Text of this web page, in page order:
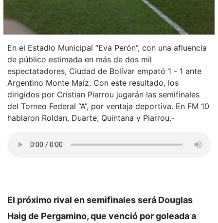
En el Estadio Municipal “Eva Perón”, con una afluencia
de público estimada en más de dos mil
espectatadores, Ciudad de Bolívar empató 1 - 1 ante
Argentino Monte Maíz. Con este resultado, los
dirigidos por Cristian Piarrou jugarán las semifinales
del Torneo Federal “A”, por ventaja deportiva. En FM 10
hablaron Roldan, Duarte, Quintana y Piarrou.-
El próximo rival en semifinales será Douglas
Haig de Pergamino, que venció por goleada a